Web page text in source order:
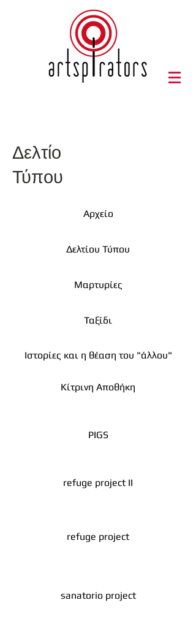
Δελτίο
Τύπου
Αρχείο
Δελτίου Τύπου
Μαρτυρίες
Ταξίδι
Ιστορίες και η θέαση του "άλλου"
Κίτρινη Αποθήκη
PIGS
refuge project II
refuge project
sanatorio project